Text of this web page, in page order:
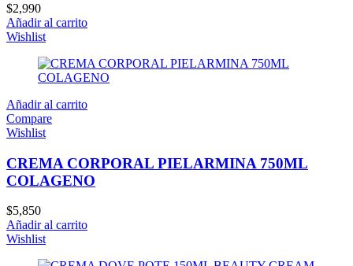
$2,990
Añadir al carrito
Wishlist
Añadir al carrito
Compare
Wishlist
CREMA CORPORAL PIELARMINA 750ML
COLAGENO
$5,850
Añadir al carrito
Wishlist